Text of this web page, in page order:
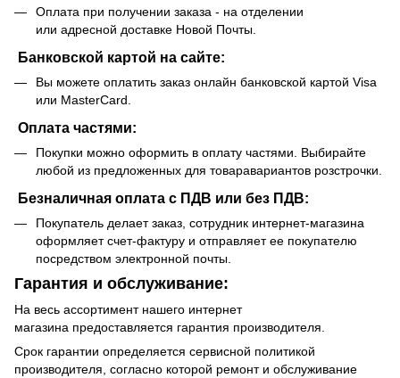
Оплата при получении заказа - на отделении
или адресной доставке Новой Почты.
Банковской картой на сайте:
Вы можете оплатить заказ онлайн банковской картой Visa
или MasterCard.
Оплата частями:
Покупки можно оформить в оплату частями. Выбирайте
любой из предложенных для товаравариантов розстрочки.
Безналичная оплата с ПДВ или без ПДВ:
Покупатель делает заказ, сотрудник интернет-магазина
оформляет счет-фактуру и отправляет ее покупателю
посредством электронной почты.
Гарантия и обслуживание:
На весь ассортимент нашего интернет
магазина предоставляется гарантия производителя.
Срок гарантии определяется сервисной политикой
производителя, согласно которой ремонт и обслуживание